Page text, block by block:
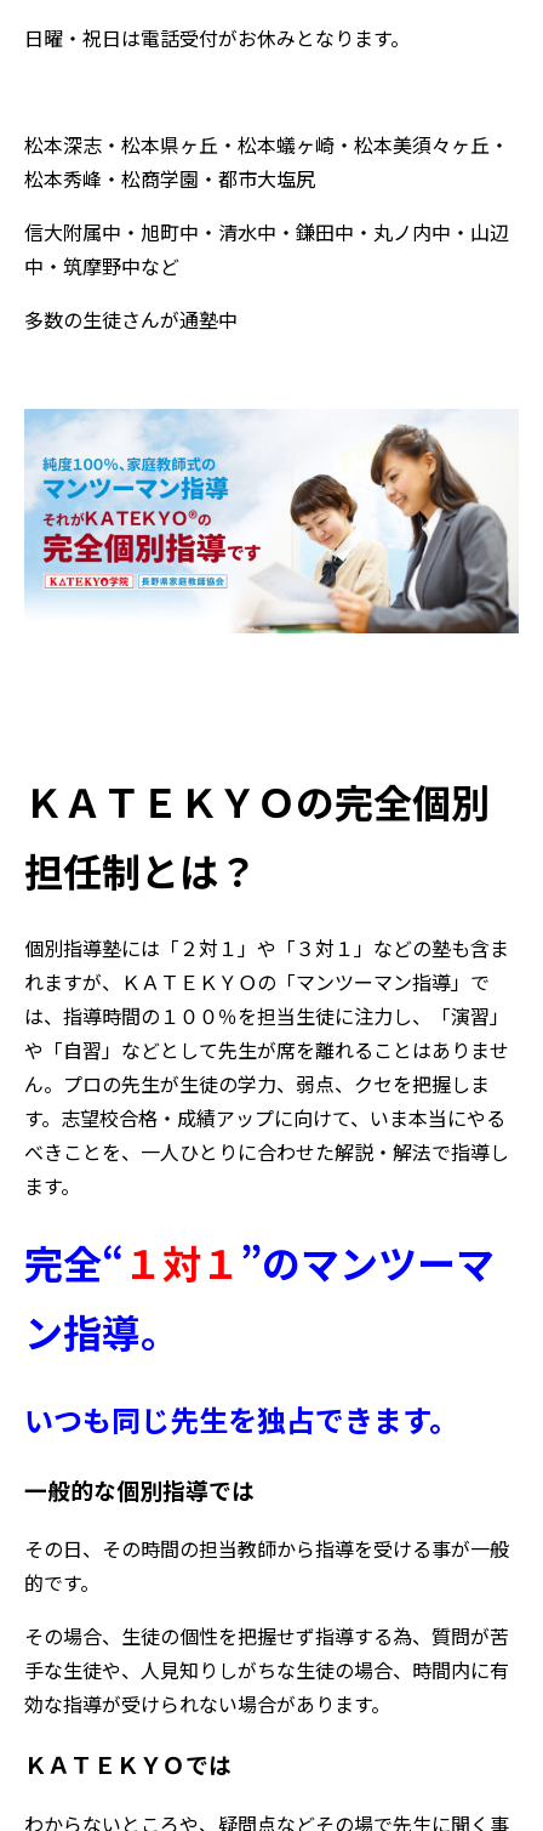
日曜・祝日は電話受付がお休みとなります。
松本深志・松本県ヶ丘・松本蟻ヶ崎・松本美須々ヶ丘・
松本秀峰・松商学園・都市大塩尻
信大附属中・旭町中・清水中・鎌田中・丸ノ内中・山辺
中・筑摩野中など
多数の生徒さんが通塾中
ＫＡＴＥＫＹＯの完全個別
担任制とは？
個別指導塾には「２対１」や「３対１」などの塾も含ま
れますが、ＫＡＴＥＫＹＯの「マンツーマン指導」で
は、指導時間の１００％を担当生徒に注力し、「演習」
や「自習」などとして先生が席を離れることはありませ
ん。プロの先生が生徒の学力、弱点、クセを把握しま
す。志望校合格・成績アップに向けて、いま本当にやる
べきことを、一人ひとりに合わせた解説・解法で指導し
ます。
完全“１対１”のマンツーマ
ン指導。
いつも同じ先生を独占できます。
一般的な個別指導では
その日、その時間の担当教師から指導を受ける事が一般
的です。
その場合、生徒の個性を把握せず指導する為、質問が苦
手な生徒や、人見知りしがちな生徒の場合、時間内に有
効な指導が受けられない場合があります。
ＫＡＴＥＫＹＯでは
わからないところや、疑問点などその場で先生に聞く事